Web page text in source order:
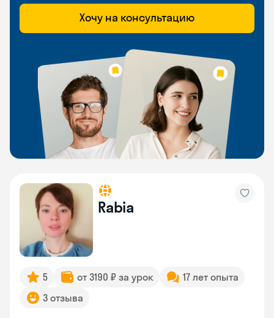
Хочу на консультацию
Rabia
5 от 3190 ₽ за урок
17 лет опыта
3 отзыва